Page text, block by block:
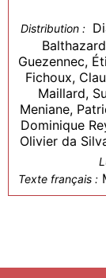
Distribution :
Guezennec,
Fichoux,
Maillard,
Meniane,
Dominique
Olivier da
Texte français :